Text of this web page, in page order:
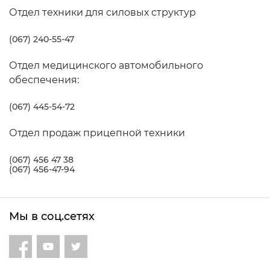
Отдел техники для силовых структур
(067) 240-55-47
Отдел медицинского автомобильного
обеспечения:
(067) 445-54-72
Отдел продаж прицепной техники
(067) 456 47 38
(067) 456-47-94
Мы в соц.сетях